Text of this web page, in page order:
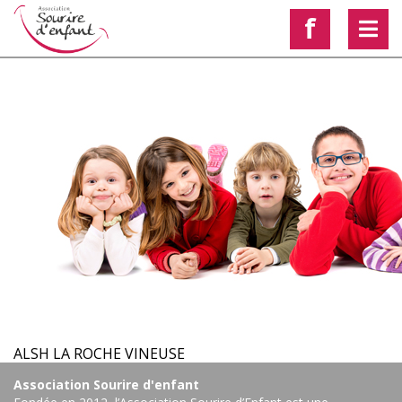
f
ALSH LA ROCHE VINEUSE
Association Sourire d'enfant